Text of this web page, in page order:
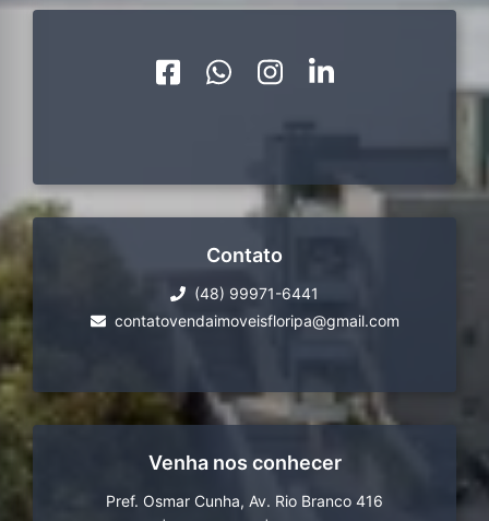
Contato
(48) 99971-6441
contatovendaimoveisfloripa@gmail.com
Venha nos conhecer
Pref. Osmar Cunha, Av. Rio Branco 416